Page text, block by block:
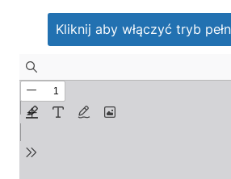
Kliknij aby włączyć tryb